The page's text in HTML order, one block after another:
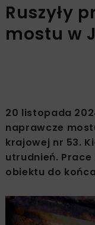
Ruszyły
mostu w
20 listopada
naprawcze
krajowej nr 53.
utrudnień.
obiektu do